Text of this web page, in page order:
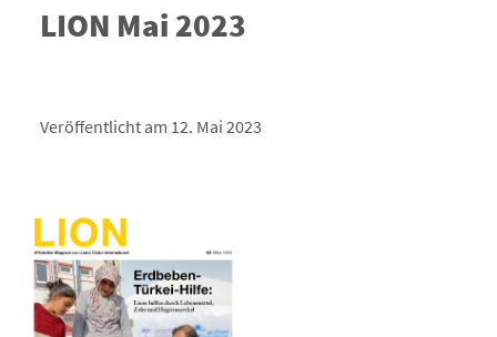
LION Mai 2023
Veröffentlicht am 12. Mai 2023